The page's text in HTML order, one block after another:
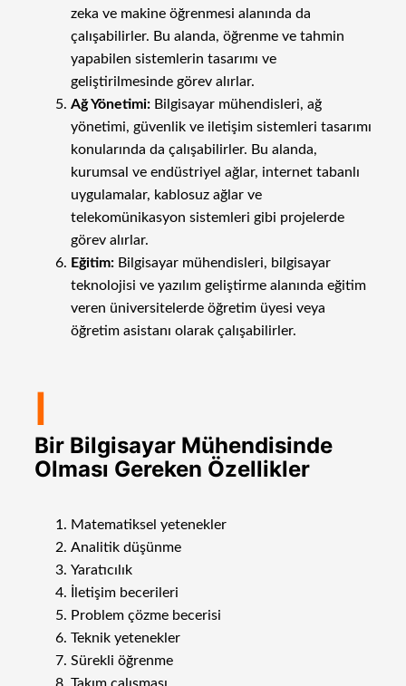
zeka ve makine öğrenmesi alanında da
çalışabilirler. Bu alanda, öğrenme ve tahmin
yapabilen sistemlerin tasarımı ve
geliştirilmesinde görev alırlar.
Ağ Yönetimi: Bilgisayar mühendisleri, ağ
yönetimi, güvenlik ve iletişim sistemleri tasarımı
konularında da çalışabilirler. Bu alanda,
kurumsal ve endüstriyel ağlar, internet tabanlı
uygulamalar, kablosuz ağlar ve
telekomünikasyon sistemleri gibi projelerde
görev alırlar.
Eğitim:Bilgisayar mühendisleri, bilgisayar
teknolojisi ve yazılım geliştirme alanında eğitim
veren üniversitelerde öğretim üyesi veya
öğretim asistanı olarak çalışabilirler.
I
Bir Bilgisayar Mühendisinde
Olması Gereken Özellikler
Matematiksel yetenekler
Analitik düşünme
Yaratıcılık
İletişim becerileri
Problem çözme becerisi
Teknik yetenekler
Sürekli öğrenme